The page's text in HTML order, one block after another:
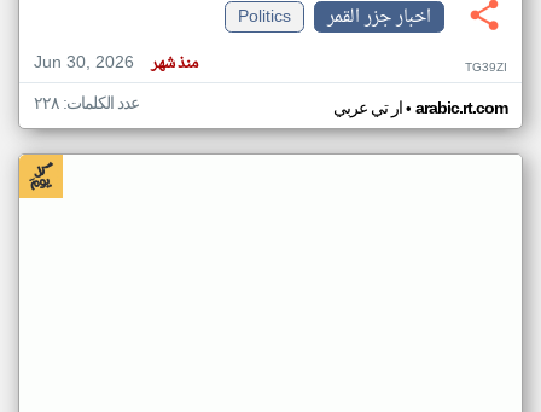
اخبار جزر القمر
Politics
Jun 30, 2026
منذ شهر TG39ZI
ار تي عربي• arabic.rt.com عدد الكلمات: ٢٢٨